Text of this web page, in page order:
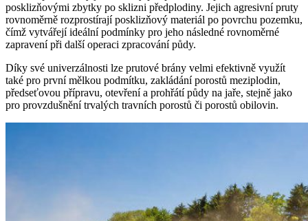
posklizňovými zbytky po sklizni předplodiny. Jejich agresivní pruty
rovnoměrně rozprostírají posklizňový materiál po povrchu pozemku,
čímž vytvářejí ideální podmínky pro jeho následné rovnoměrné
zapravení při další operaci zpracování půdy.
Díky své univerzálnosti lze prutové brány velmi efektivně využít
také pro první mělkou podmítku, zakládání porostů meziplodin,
předseťovou přípravu, otevření a prohřátí půdy na jaře, stejně jako
pro provzdušnění trvalých travních porostů či porostů obilovin.